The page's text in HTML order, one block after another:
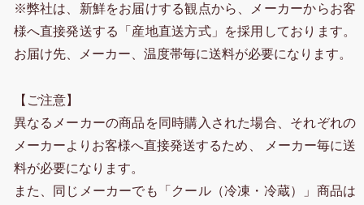
※弊社は、新鮮をお届けする観点から、メーカーからお客
様へ直接発送する「産地直送方式」を採用しております。
お届け先、メーカー、温度帯毎に送料が必要になります。
【ご注意】
異なるメーカーの商品を同時購入された場合、それぞれの
メーカーよりお客様へ直接発送するため、 メーカー毎に送
料が必要になります。
また、同じメーカーでも「クール（冷凍・冷蔵）」商品は